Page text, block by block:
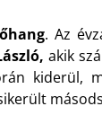
. Az
akik